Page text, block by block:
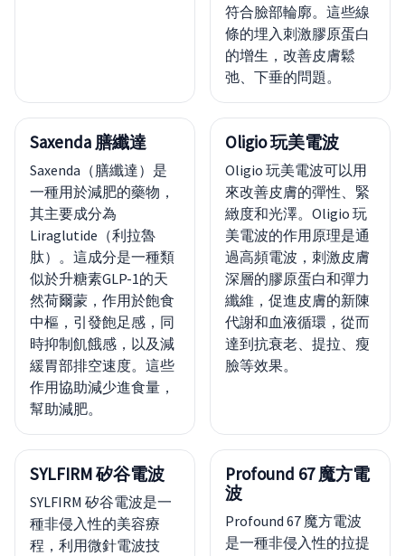
符合臉部輪廓。這些線
條的埋入刺激膠原蛋白
的增生，改善皮膚鬆
弛、下垂的問題。
Saxenda 膳纖達
Saxenda（膳纖達）是
一種用於減肥的藥物，
其主要成分為
Liraglutide（利拉魯
肽）。這成分是一種類
似於升糖素GLP-1的天
然荷爾蒙，作用於飽食
中樞，引發飽足感，同
時抑制飢餓感，以及減
緩胃部排空速度。這些
作用協助減少進食量，
幫助減肥。
Oligio 玩美電波
Oligio 玩美電波可以用
來改善皮膚的彈性、緊
緻度和光澤。Oligio 玩
美電波的作用原理是通
過高頻電波，刺激皮膚
深層的膠原蛋白和彈力
纖維，促進皮膚的新陳
代謝和血液循環，從而
達到抗衰老、提拉、瘦
臉等效果。
SYLFIRM 矽谷電波
SYLFIRM 矽谷電波是一
種非侵入性的美容療
程，利用微針電波技
Profound 67 魔方電
波
Profound 67 魔方電波
是一種非侵入性的拉提